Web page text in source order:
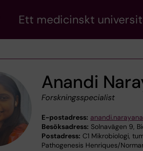
Ett medicinskt
Anandi
Forskningsspecialist
E-postadress:
Besöksadress: Solnavägen 9,
Postadress: C1 Mikrobiologi,
Pathogenesis Henriques/